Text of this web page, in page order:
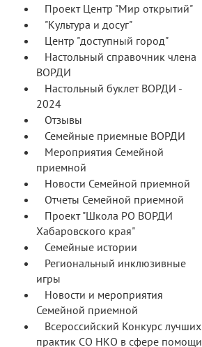
Проект Центр "Мир открытий"
"Культура и досуг"
Центр "доступный город"
Настольный справочник члена
ВОРДИ
Настольный буклет ВОРДИ -
2024
Отзывы
Семейные приемные ВОРДИ
Мероприятия Семейной
приемной
Новости Семейной приемной
Отчеты Семейной приемной
Проект "Школа РО ВОРДИ
Хабаровского края"
Семейные истории
Региональный инклюзивные
игры
Новости и мероприятия
Семейной приемной
Всероссийский Конкурс лучших
практик СО НКО в сфере помощи